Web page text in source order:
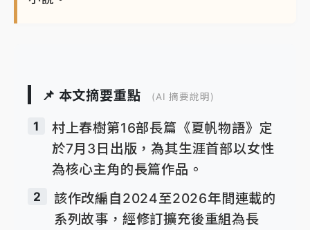
📌 本文摘要重點 (AI 摘要說明)
1
村上春樹第16部長篇《夏帆物語》定
於7月3日出版，為其生涯首部以女性
為核心主角的長篇作品。
2
該作改編自2024至2026年間連載的
系列故事，經修訂擴充後重組為長